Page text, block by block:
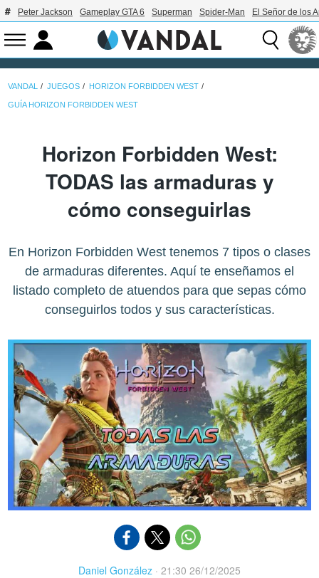
Peter Jackson Gameplay GTA 6 Superman Spider-Man El Señor de los
VANDAL JUEGOS HORIZON FORBIDDEN WEST
GUÍA HORIZON FORBIDDEN WEST
Horizon Forbidden West:
TODAS las armaduras y
cómo conseguirlas
En Horizon Forbidden West tenemos 7 tipos o clases
de armaduras diferentes. Aquí te enseñamos el
listado completo de atuendos para que sepas cómo
conseguirlos todos y sus características.
Daniel González · 21:30 26/12/2025